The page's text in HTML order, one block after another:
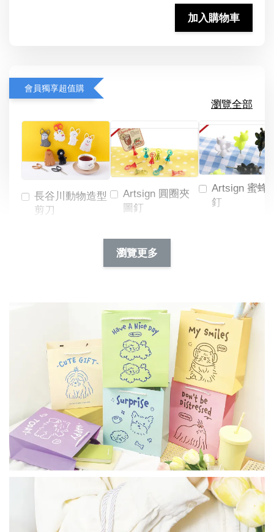
加入購物車
會員獨享超值購
瀏覽全部
長谷川動物造型
剪刀
Artsign 圓圈夾
圖釘
NT$ 19.00
NT$ 66.00
Artsign 蜜蜂
釘
加入購物車
瀏覽更多